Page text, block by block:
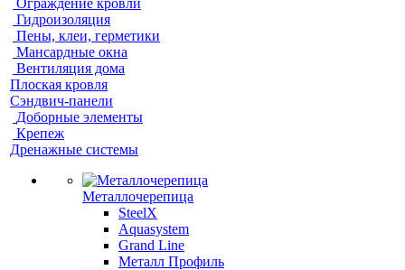
Ограждение кровли
Гидроизоляция
Пены, клеи, герметики
Мансардные окна
Вентиляция дома
Плоская кровля
Сэндвич-панели
Доборные элементы
Крепеж
Дренажные системы
Металлочерепица
SteelX
Aquasystem
Grand Line
Металл Профиль